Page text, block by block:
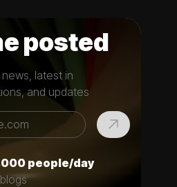
posted
latest in
and updates
people/day